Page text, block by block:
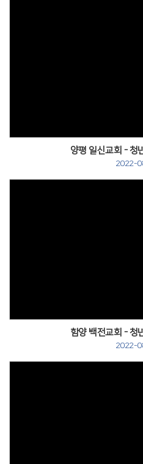
양평 일신교회 - 청
2022-
함양 백전교회 - 청
2022-